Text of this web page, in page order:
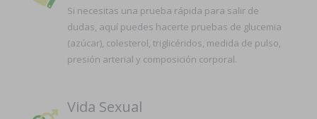
Si necesitas una prueba rápida para salir de
dudas, aquí puedes hacerte pruebas de glucemia
(azúcar), colesterol, triglicéridos, medida de pulso,
presión arterial y composición corporal.
Vida Sexual